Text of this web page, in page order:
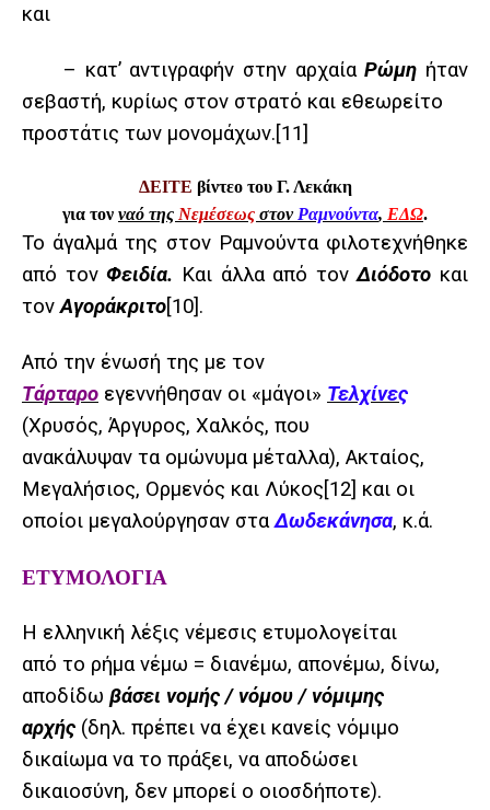
και
– κατ’ αντιγραφήν στην αρχαίαΡώμη ήταν
σεβαστή, κυρίως στον στρατό και εθεωρείτο
προστάτις των μονομάχων.[11]
ΔΕΙΤΕ βίντεο του Γ. Λεκάκη
για τον ναό της Νεμέσεως στονΡαμνούντα, ΕΔΩ.
Το άγαλμά της στον Ραμνούντα φιλοτεχνήθηκε
από τονΦειδία. Και άλλα από τονΔιόδοτο και
τονΑγοράκριτο[10].
Από την ένωσή της με τον
Τάρταρο εγεννήθησαν οι «μάγοι» Τελχίνες
(Χρυσός, Άργυρος, Χαλκός, που
ανακάλυψαν τα ομώνυμα μέταλλα), Ακταίος,
Μεγαλήσιος, Ορμενός και Λύκος[12] και οι
οποίοι μεγαλούργησαν σταΔωδεκάνησα, κ.ά.
ΕΤΥΜΟΛΟΓΙΑ
Η ελληνική λέξις νέμεσις ετυμολογείται
από το ρήμα νέμω = διανέμω, απονέμω, δίνω,
αποδίδω βάσει νομής / νόμου / νόμιμης
αρχής (δηλ. πρέπει να έχει κανείς νόμιμο
δικαίωμα να το πράξει, να αποδώσει
δικαιοσύνη, δεν μπορεί ο οιοσδήποτε).